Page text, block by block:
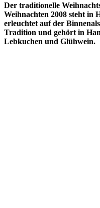
Der traditionelle
Weihnachten 2008 steht in
erleuchtet auf der
Tradition und gehört in
Lebkuchen und Glühwein.